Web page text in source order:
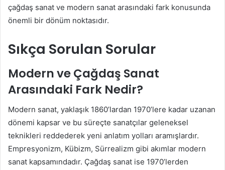
çağdaş sanat ve modern sanat arasındaki fark konusunda
önemli bir dönüm noktasıdır.
Sıkça Sorulan Sorular
Modern ve Çağdaş Sanat
Arasındaki Fark Nedir?
Modern sanat, yaklaşık 1860’lardan 1970’lere kadar uzanan
dönemi kapsar ve bu süreçte sanatçılar geleneksel
teknikleri reddederek yeni anlatım yolları aramışlardır.
Empresyonizm, Kübizm, Sürrealizm gibi akımlar modern
sanat kapsamındadır. Çağdaş sanat ise 1970’lerden